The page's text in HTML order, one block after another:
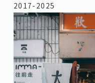
2017-2025